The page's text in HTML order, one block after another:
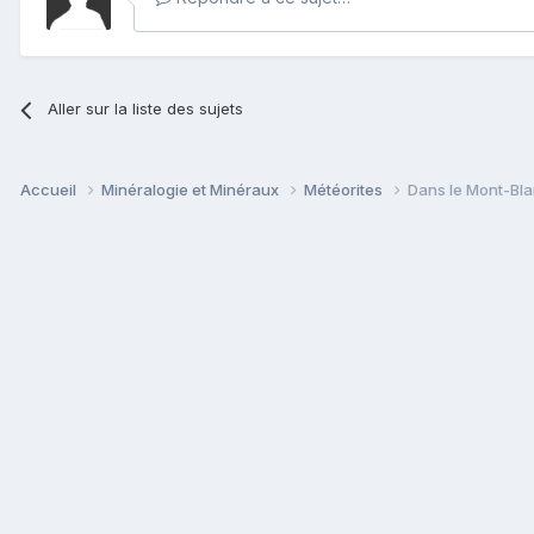
Aller sur la liste des sujets
Accueil Minéralogie et Minéraux Météorites Dans le Mont-